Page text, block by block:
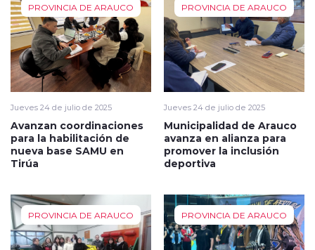
PROVINCIA DE ARAUCO
Jueves 24 de julio de 2025
Avanzan coordinaciones
para la habilitación de
nueva base SAMU en
Tirúa
PROVINCIA DE ARAUCO
Jueves 24 de julio de 2025
Municipalidad de Arauco
avanza en alianza para
promover la inclusión
deportiva
PROVINCIA DE ARAUCO PROVINCIA DE ARAUCO